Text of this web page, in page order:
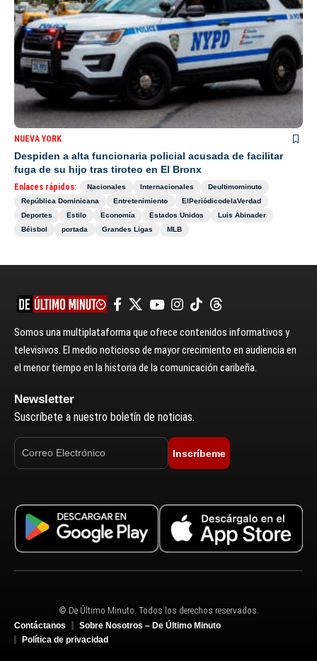
NUEVA YORK
Despiden a alta funcionaria policial acusada de facilitar
fuga de su hijo tras tiroteo en El Bronx
Enlaces rápidos: Nacionales Internacionales
Deultimominuto
República Dominicana
Entretenimiento
ElPeriódicodelaVerdad
Deportes
Estilo Economía Estados Unidos
Luis Abinader
Béisbol
portada Grandes Ligas MLB
Somos una multiplataforma que ofrece contenidos informativos y
televisivos. El medio noticioso de mayor crecimiento en audiencia en
el menor tiempo en la historia de la comunicación caribeña.
Newsletter
Suscríbete a nuestro boletín de noticias.
Inscríbeme
© De Último Minuto. Todos los derechos reservados.
Contáctanos
Sobre Nosotros – De Último Minuto
Política de privacidad